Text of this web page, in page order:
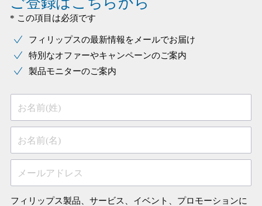
* この項目は必須です
フィリップスの最新情報をメールでお届け
特別なオファーやキャンペーンのご案内
製品モニターのご案内
お名前(姓)
お名前(名)
メールアドレス
フィリップス製品、サービス、イベント、プロモーションに